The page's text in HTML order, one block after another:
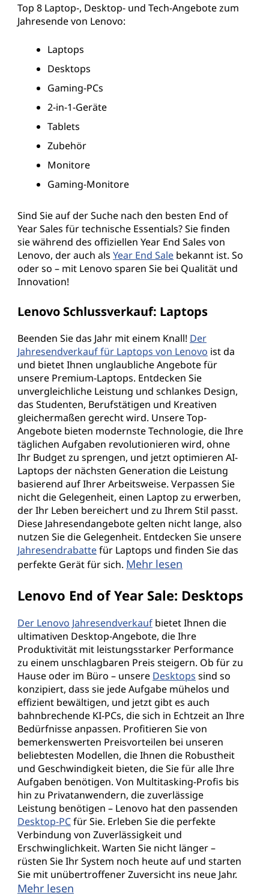
m
Top 8 Laptop-, Desktop- und Tech-Angebote zum
Jahresende von Lenovo:
Laptops
Desktops
Gaming-PCs
2-in-1-Geräte
Tablets
Zubehör
Monitore
Gaming-Monitore
Sind Sie auf der Suche nach den besten End of
Year Sales für technische Essentials? Sie finden
sie während des offiziellen Year End Sales von
Lenovo, der auch als Year End Salebekannt ist. So
oder so – mit Lenovo sparen Sie bei Qualität und
Innovation!
Lenovo Schlussverkauf: Laptops
Beenden Sie das Jahr mit einem Knall! Der
Jahresendverkauf für Laptops von Lenovo ist da
und bietet Ihnen unglaubliche Angebote für
unsere Premium-Laptops. Entdecken Sie
unvergleichliche Leistung und schlankes Design,
das Studenten, Berufstätigen und Kreativen
gleichermaßen gerecht wird. Unsere Top-
Angebote bieten modernste Technologie, die Ihre
täglichen Aufgaben revolutionieren wird, ohne
Ihr Budget zu sprengen, und jetzt optimieren AI-
Laptops der nächsten Generation die Leistung
basierend auf Ihrer Arbeitsweise. Verpassen Sie
nicht die Gelegenheit, einen Laptop zu erwerben,
der Ihr Leben bereichert und zu Ihrem Stil passt.
Diese Jahresendangebote gelten nicht lange, also
nutzen Sie die Gelegenheit. Entdecken Sie unsere
Jahresendrabattefür Laptops und finden Sie das
perfekte Gerät für sich. Mehr lesen
Lenovo End of Year Sale: Desktops
Der Lenovo Jahresendverkaufbietet Ihnen die
ultimativen Desktop-Angebote, die Ihre
Produktivität mit leistungsstarker Performance
zu einem unschlagbaren Preis steigern. Ob für zu
Hause oder im Büro – unsere Desktops sind so
konzipiert, dass sie jede Aufgabe mühelos und
effizient bewältigen, und jetzt gibt es auch
bahnbrechende KI-PCs, die sich in Echtzeit an Ihre
Bedürfnisse anpassen. Profitieren Sie von
bemerkenswerten Preisvorteilen bei unseren
beliebtesten Modellen, die Ihnen die Robustheit
und Geschwindigkeit bieten, die Sie für alle Ihre
Aufgaben benötigen. Von Multitasking-Profis bis
hin zu Privatanwendern, die zuverlässige
Leistung benötigen – Lenovo hat den passenden
Desktop-PCfür Sie. Erleben Sie die perfekte
Verbindung von Zuverlässigkeit und
Erschwinglichkeit. Warten Sie nicht länger –
rüsten Sie Ihr System noch heute auf und starten
Sie mit unübertroffener Zuversicht ins neue Jahr.
Mehr lesen